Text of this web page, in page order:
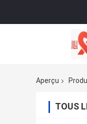
Aperçu
TOUS